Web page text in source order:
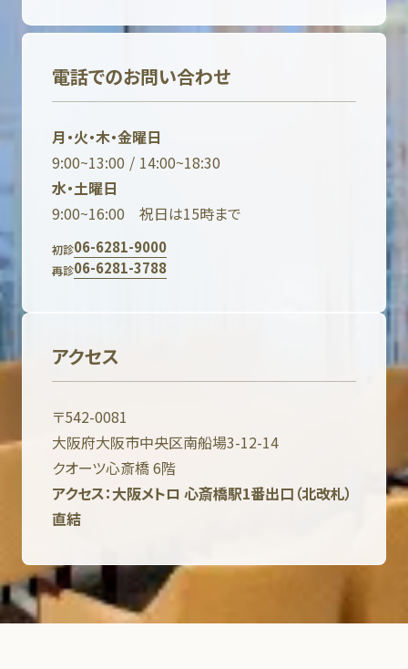
電話でのお問い合わせ
月・火・木・金曜日
9:00~13:00 / 14:00~18:30
水・土曜日
9:00~16:00 祝日は15時まで
初診06-6281-9000
再診06-6281-3788
アクセス
〒542-0081
大阪府大阪市中央区南船場3-12-14
クオーツ心斎橋 6階
アクセス：大阪メトロ 心斎橋駅1番出口（北改札）
直結